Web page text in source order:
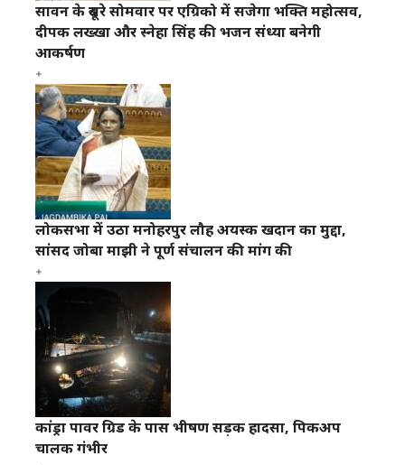
सावन के दूसरे सोमवार पर एग्रिको में सजेगा भक्ति महोत्सव,
दीपक लख्खा और स्नेहा सिंह की भजन संध्या बनेगी
आकर्षण
लोकसभा में उठा मनोहरपुर लौह अयस्क खदान का मुद्दा,
सांसद जोबा माझी ने पूर्ण संचालन की मांग की
कांड्रा पावर ग्रिड के पास भीषण सड़क हादसा, पिकअप
चालक गंभीर